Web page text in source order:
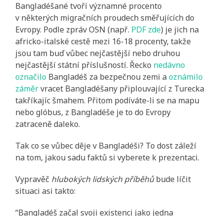
Bangladéšané tvoří významné procento
v některých migračních proudech směřujících do
Evropy. Podle zpráv OSN (např. PDF zde) je jich na
africko-italské cestě mezi 16-18 procenty, takže
jsou tam buď vůbec nejčastější nebo druhou
nejčastější státní příslušností. Řecko nedávno
označilo Bangladéš za bezpečnou zemi aoznámilo
záměrvracet Bangladéšany připlouvající z Turecka
takříkajíc šmahem. Přitom podíváte-li se na mapu
nebo glóbus, z Bangladéše je to do Evropy
zatraceně daleko.
Tak co se vůbec děje v Bangladéši? To dost záleží
na tom, jakou sadu faktů si vyberete k prezentaci.
Vypravěč hlubokých lidských příběhůbude líčit
situaci asi takto:
“Bangladéš začal svoji existenci jako jedna